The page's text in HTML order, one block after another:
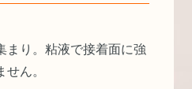
まり。粘液で接着面に強
ん。